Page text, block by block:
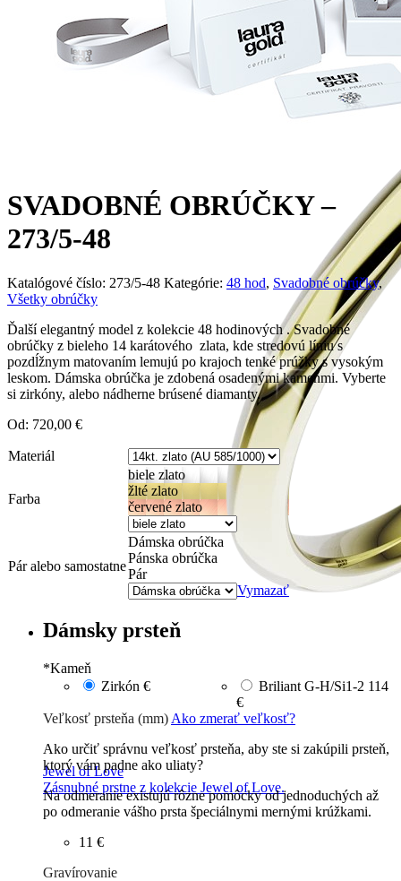
Jewel of Love
Zásnubné prstne z kolekcie Jewel of Love.
SVADOBNÉ OBRÚČKY –
273/5-48
Katalógové číslo: 273/5-48 Kategórie: 48 hod, Svadobné obrúčky,
Všetky obrúčky
Ďalší elegantný model z kolekcie 48 hodinových . Svadobné
obrúčky z bieleho 14 karátového zlata, kde stredovú líniu s
pozdĺžnym matovaním lemujú po krajoch tenké prúžky s vysokým
leskom. Dámska obrúčka je zdobená osadenými kameňmi. Vyberte
si zirkóny, alebo nádherne brúsené diamanty.
Od: 720,00 €
Materiál
Farba
biele zlato
žlté zlato
červené zlato
Pár alebo samostatne
Dámska obrúčka
Pánska obrúčka
Pár
Vymazať
Dámsky prsteň
*Kameň
Zirkón € Briliant G-H/Si1-2 114
€
Veľkosť prsteňa (mm) Ako zmerať veľkosť?
Ako určiť správnu veľkosť prsteňa, aby ste si zakúpili prsteň,
ktorý vám padne ako uliaty?
Na odmeranie existujú rôzne pomôcky od jednoduchých až
po odmeranie vášho prsta špeciálnymi mernými krúžkami.
11 €
Gravírovanie